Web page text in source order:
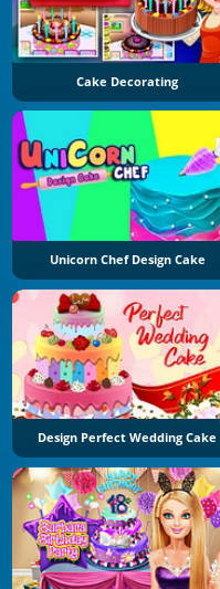
Cake Decorating
Unicorn Chef Design Cake
Design Perfect Wedding Cake